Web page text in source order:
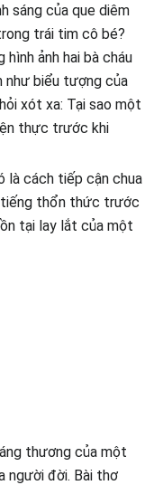
sáng của que diêm
trái tim cô bé?
ảnh hai bà cháu
như biểu tượng của
xót xa: Tại sao một
thực trước khi
là cách tiếp cận chua
tiếng thổn thức trước
tại lay lắt của một
thương của một
người đời. Bài thơ